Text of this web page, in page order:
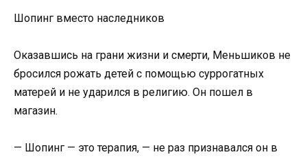
Шопинг вместо наследников
Оказавшись на грани жизни и смерти, Меньшиков не
бросился рожать детей с помощью суррогатных
матерей и не ударился в религию. Он пошел в
магазин.
— Шопинг — это терапия, — не раз признавался он в